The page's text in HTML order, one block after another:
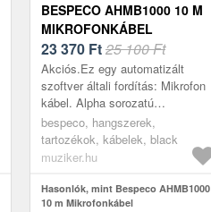
BESPECO AHMB1000 10 M
MIKROFONKÁBEL
23 370 Ft25 100 Ft
Akciós.Ez egy automatizált
szoftver általi fordítás: Mikrofon
kábel. Alpha sorozatú
kiegyensúlyozott árnyékolt
mikrofonkábel két Neutrik XLR
csatlakozóval...
bespeco, hangszerek,
tartozékok, kábelek, black
muziker.hu
Hasonlók, mint Bespeco AHMB1000
10 m Mikrofonkábel